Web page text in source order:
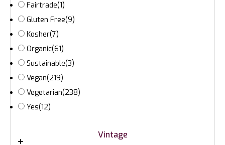
Fairtrade(1)
Gluten Free(9)
Kosher(7)
Organic(61)
Sustainable(3)
Vegan(219)
Vegetarian(238)
Yes(12)
Vintage